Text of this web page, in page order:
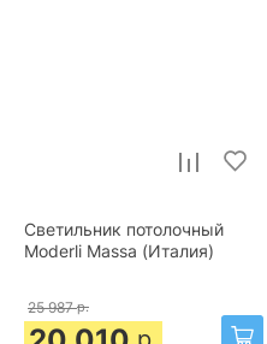
Светильник потолочный
Moderli Massa (Италия)
25 987 р.